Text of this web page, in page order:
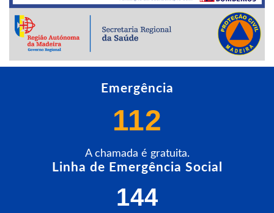
Emergência
112
A chamada é gratuita.
Linha de Emergência Social
144